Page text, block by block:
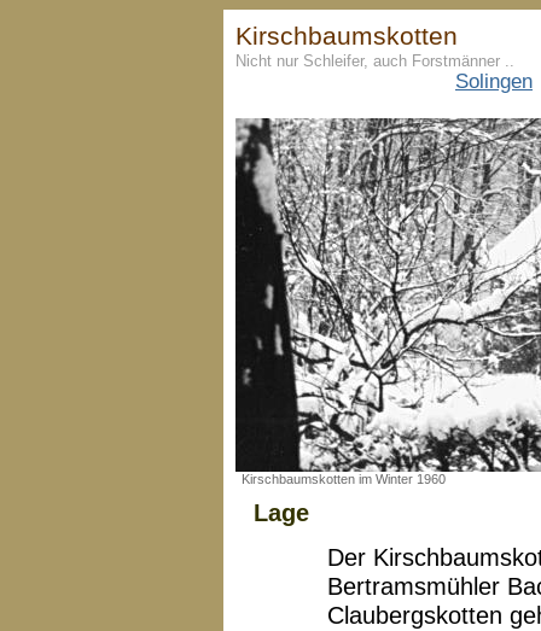
Kirschbaumskotten
Nicht nur Schleifer, auch Forstmänner ..
Solingen
Kirschbaumskotten im Winter 1960
Lage
Der
Bertramsmühler
Claubergskotten